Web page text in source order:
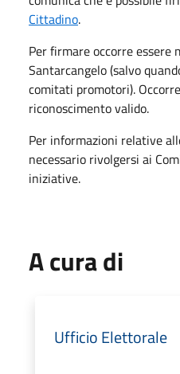
Cittadino.
Per firmare occorre essere
Santarcangelo (salvo
comitati promotori).
riconoscimento valido.
Per informazioni relative
necessario rivolgersi ai
iniziative.
A cura di
Ufficio Elettorale